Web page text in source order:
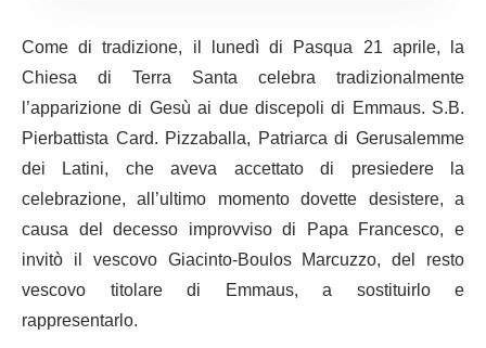
Come di tradizione, il lunedì di Pasqua 21 aprile, la
Chiesa di Terra Santa celebra tradizionalmente
l’apparizione di Gesù ai due discepoli di Emmaus. S.B.
Pierbattista Card. Pizzaballa, Patriarca di Gerusalemme
dei Latini, che aveva accettato di presiedere la
celebrazione, all’ultimo momento dovette desistere, a
causa del decesso improvviso di Papa Francesco, e
invitò il vescovo Giacinto-Boulos Marcuzzo, del resto
vescovo titolare di Emmaus, a sostituirlo e
rappresentarlo.